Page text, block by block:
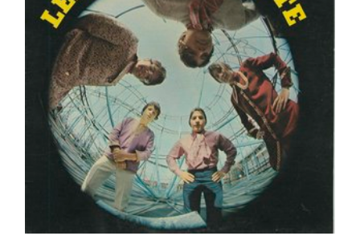
Ajouter au panier Détails